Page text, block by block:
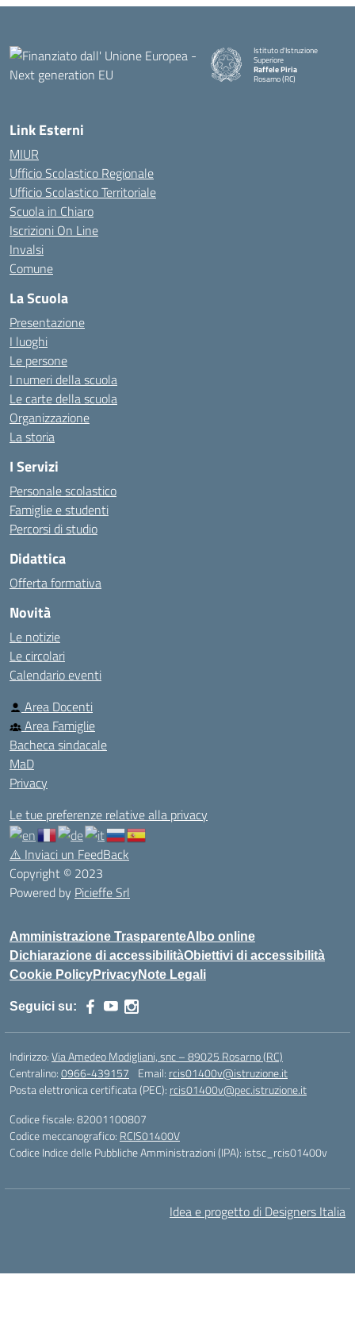
Istituto d'Istruzione
Superiore
Raffele Piria
Rosarno (RC)
Link Esterni
MIUR
Ufficio Scolastico Regionale
Ufficio Scolastico Territoriale
Scuola in Chiaro
Iscrizioni On Line
Invalsi
Comune
La Scuola
Presentazione
I luoghi
Le persone
I numeri della scuola
Le carte della scuola
Organizzazione
La storia
I Servizi
Personale scolastico
Famiglie e studenti
Percorsi di studio
Didattica
Offerta formativa
Novità
Le notizie
Le circolari
Calendario eventi
Area Docenti
Area Famiglie
Bacheca sindacale
MaD
Privacy
Le tue preferenze relative alla privacy
⚠️ Inviaci un FeedBack
Copyright © 2023
Powered by Picieffe Srl
Amministrazione TrasparenteAlbo online
Dichiarazione di accessibilitàObiettivi di accessibilità
Cookie PolicyPrivacyNote Legali
Seguici su:
Indirizzo:Via Amedeo Modigliani, snc – 89025 Rosarno (RC)
Centralino:0966-439157 Email: rcis01400v@istruzione.it
Posta elettronica certificata (PEC): rcis01400v@pec.istruzione.it
Codice fiscale: 82001100807
Codice meccanografico: RCIS01400V
Codice Indice delle Pubbliche Amministrazioni (IPA): istsc_rcis01400v
Idea e progetto di Designers Italia